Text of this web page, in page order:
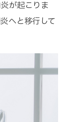
が起こりま
へと移行して